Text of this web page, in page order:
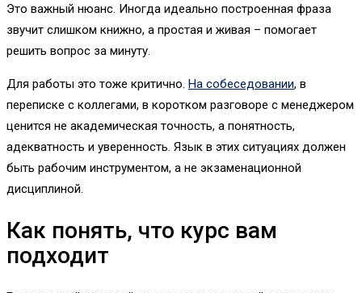
Это важный нюанс. Иногда идеально построенная фраза
звучит слишком книжно, а простая и живая – помогает
решить вопрос за минуту.
Для работы это тоже критично. На собеседовании, в
переписке с коллегами, в коротком разговоре с менеджером
ценится не академическая точность, а понятность,
адекватность и уверенность. Язык в этих ситуациях должен
быть рабочим инструментом, а не экзаменационной
дисциплиной.
Как понять, что курс вам
подходит